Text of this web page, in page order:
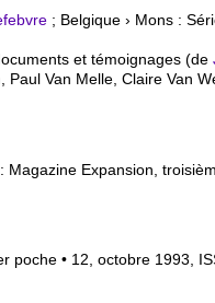
; Belgique › Mons :
et témoignages (de
Paul Van Melle, Claire Van
Expansion,
poche • 12, octobre 1993,